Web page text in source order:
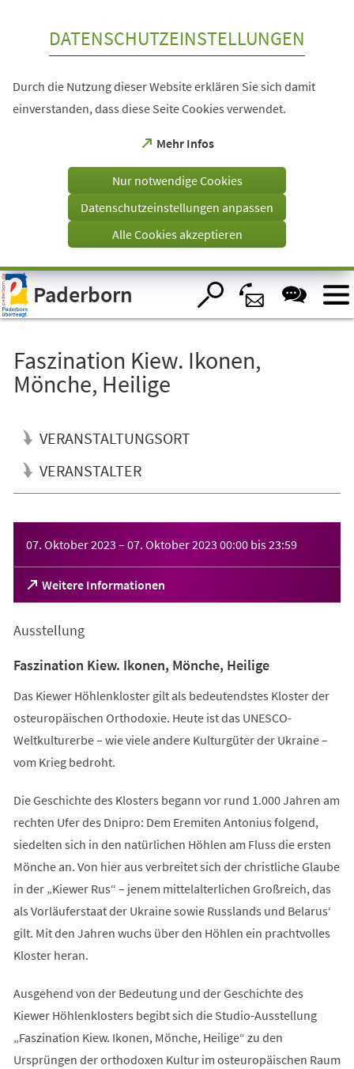
Visuelle
Assistenzsoftware
öffnen.
DATENSCHUTZEINSTELLUNGEN
Durch die Nutzung dieser Website erklären Sie sich damit
einverstanden, dass diese Seite Cookies verwendet.
Mehr Infos
(Öffnet
einem
Tab)
Nur notwendige Cookies
Datenschutzeinstellungen anpassen
Alle Cookies akzeptieren
Paderborn
Faszination Kiew. Ikonen,
Mönche, Heilige
VERANSTALTUNGSORT
VERANSTALTER
07. Oktober 2023 – 07. Oktober 2023 00:00 bis23:59
Weitere Informationen
(Öffnet
in
neuen
Ausstellung
Faszination Kiew. Ikonen, Mönche, Heilige
Das Kiewer Höhlenkloster gilt als bedeutendstes Kloster der
osteuropäischen Orthodoxie. Heute ist das UNESCO-
Weltkulturerbe – wie viele andere Kulturgüter der Ukraine –
vom Krieg bedroht.
Die Geschichte des Klosters begann vor rund 1.000 Jahren am
rechten Ufer des Dnipro: Dem Eremiten Antonius folgend,
siedelten sich in den natürlichen Höhlen am Fluss die ersten
Mönche an. Von hier aus verbreitet sich der christliche Glaube
in der „Kiewer Rus“ – jenem mittelalterlichen Großreich, das
als Vorläuferstaat der Ukraine sowie Russlands und Belarus‘
gilt. Mit den Jahren wuchs über den Höhlen ein prachtvolles
Kloster heran.
Ausgehend von der Bedeutung und der Geschichte des
Kiewer Höhlenklosters begibt sich die Studio-Ausstellung
„Faszination Kiew. Ikonen, Mönche, Heilige“ zu den
Ursprüngen der orthodoxen Kultur im osteuropäischen Raum